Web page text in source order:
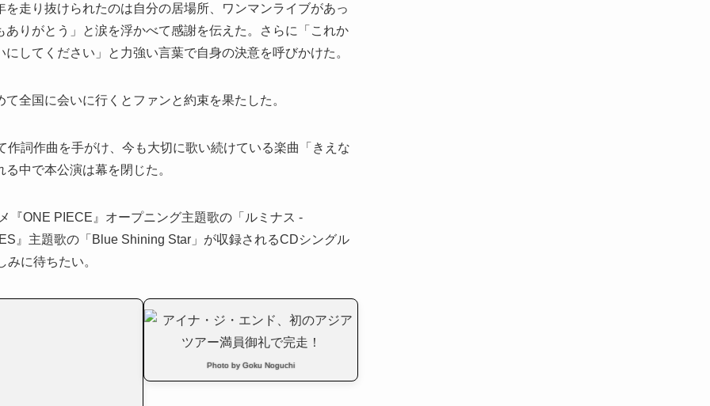
走り抜けられたのは自分の居場所、ワンマンライブがあっ
りがとう」と涙を浮かべて感謝を伝えた。さらに「これか
してください」と力強い言葉で自身の決意を呼びかけた。
全国に会いに行くとファンと約束を果たした。
詞作曲を手がけ、今も大切に歌い続けている楽曲「きえな
中で本公演は幕を閉じた。
『ONE PIECE』オープニング主題歌の「ルミナス -
』主題歌の「Blue Shining Star」が収録されるCDシングル
に待ちたい。
Photo by Goku Noguchi